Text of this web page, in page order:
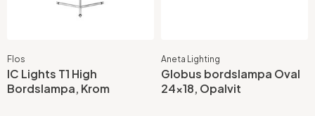
Flos
IC Lights T1 High
Bordslampa, Krom
Aneta Lighting
Globus bordslampa Oval
24x18, Opalvit